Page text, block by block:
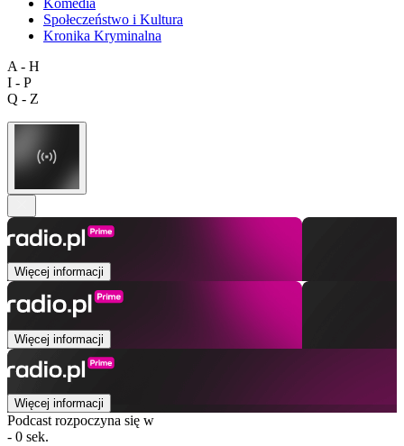
Społeczeństwo i Kultura
Kronika Kryminalna
A - H
I - P
Q - Z
Więcej informacji
Więcej informacji
Więcej informacji
Podcast rozpoczyna się w
- 0 sek.